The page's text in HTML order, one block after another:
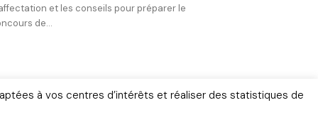
et les conseils pour préparer le
de...
2011 – Tous droits réservés
à vos centres d’intérêts et réaliser des statistiques de